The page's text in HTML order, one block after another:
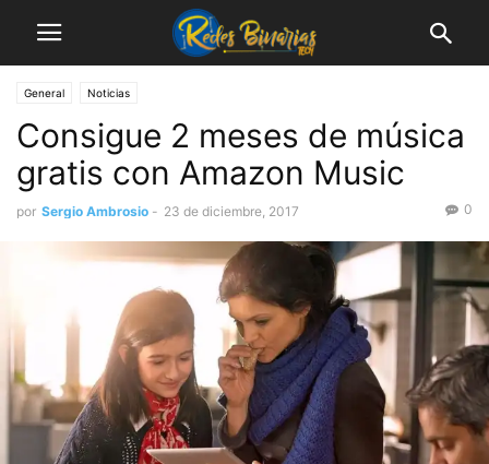
General Noticias
Consigue 2 meses de música
gratis con Amazon Music
por Sergio Ambrosio - 23 de diciembre, 2017 0